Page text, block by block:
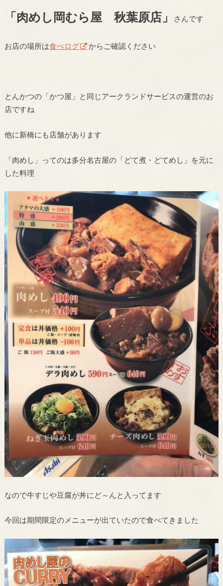
「肉めし岡むら屋 秋葉原店」 さんです
お店の場所は食べログ からご確認ください
とんかつの「かつ屋」と同じアークランドサービスの運営のお
店ですね
他に新橋にも店舗があります
「肉めし」ってのは多分名古屋の「どて煮・どてめし」を元に
した料理
なので牛すじや豆腐が丼にど～んと入ってます
今回は期間限定のメニューが出ていたので食べてきました